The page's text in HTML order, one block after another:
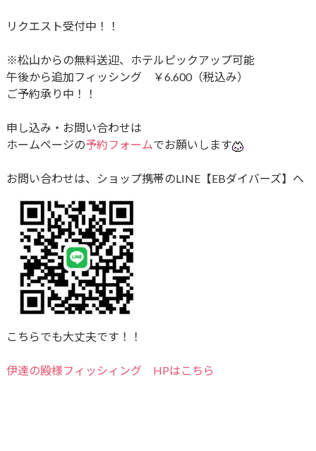
リクエスト受付中！！
※松山からの無料送迎、ホテルピックアップ可能
午後から追加フィッシング ￥6.600（税込み）
ご予約承り中！！
申し込み・お問い合わせは
ホームページの予約フォームでお願いします
お問い合わせは、ショップ携帯のLINE【EBダイバーズ】へ
こちらでも大丈夫です！！
伊達の殿様フィッシィング HPはこちら